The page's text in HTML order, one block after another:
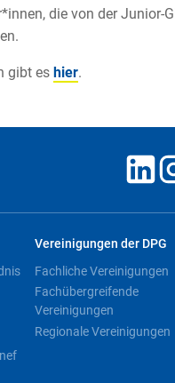
die von der Junior-
gibt es hier.
Vereinigungen der DPG
Fachliche Vereinigungen
Fachübergreifende
Vereinigungen
Regionale Vereinigungen